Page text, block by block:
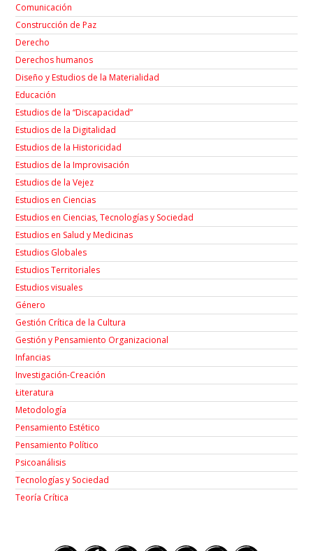
Comunicación
Construcción de Paz
Derecho
Derechos humanos
Diseño y Estudios de la Materialidad
Educación
Estudios de la “Discapacidad”
Estudios de la Digitalidad
Estudios de la Historicidad
Estudios de la Improvisación
Estudios de la Vejez
Estudios en Ciencias
Estudios en Ciencias, Tecnologías y Sociedad
Estudios en Salud y Medicinas
Estudios Globales
Estudios Territoriales
Estudios visuales
Género
Gestión Crítica de la Cultura
Gestión y Pensamiento Organizacional
Infancias
Investigación-Creación
Łiteratura
Metodología
Pensamiento Estético
Pensamiento Político
Psicoanálisis
Tecnologías y Sociedad
Teoría Crítica